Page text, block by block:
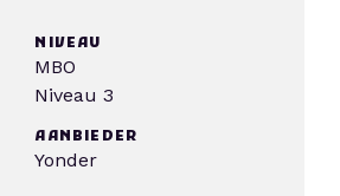
NIVEAU
MBO
Niveau 3
AANBIEDER
Yonder